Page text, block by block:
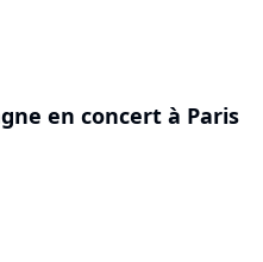
en concert à Paris